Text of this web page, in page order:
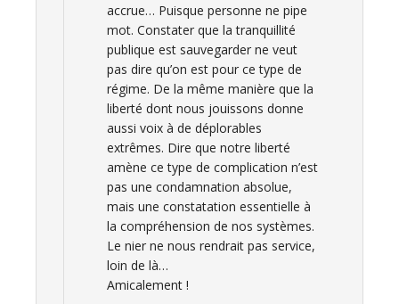
accrue… Puisque personne ne pipe
mot. Constater que la tranquillité
publique est sauvegarder ne veut
pas dire qu’on est pour ce type de
régime. De la même manière que la
liberté dont nous jouissons donne
aussi voix à de déplorables
extrêmes. Dire que notre liberté
amène ce type de complication n’est
pas une condamnation absolue,
mais une constatation essentielle à
la compréhension de nos systèmes.
Le nier ne nous rendrait pas service,
loin de là…
Amicalement !